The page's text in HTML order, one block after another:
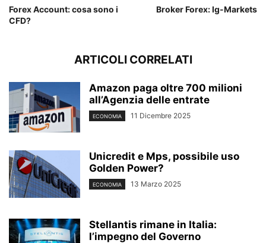
Forex Account: cosa sono i
CFD?
Broker Forex: Ig-Markets
ARTICOLI CORRELATI
Amazon paga oltre 700 milioni
all’Agenzia delle entrate
ECONOMIA 11 Dicembre 2025
Unicredit e Mps, possibile uso
Golden Power?
ECONOMIA 13 Marzo 2025
Stellantis rimane in Italia:
l’impegno del Governo